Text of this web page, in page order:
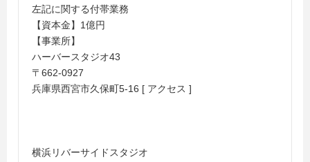
左記に関する付帯業務
【資本金】1億円
【事業所】
ハーバースタジオ43
〒662-0927
兵庫県西宮市久保町5-16 [ アクセス ]
横浜リバーサイドスタジオ